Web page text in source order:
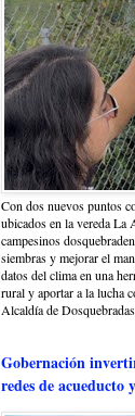
Con dos nuevos puntos
ubicados en la vereda
campesinos
siembras y mejorar el
datos del clima en una
rural y aportar a la lucha
Alcaldía de
Gobernación
redes de